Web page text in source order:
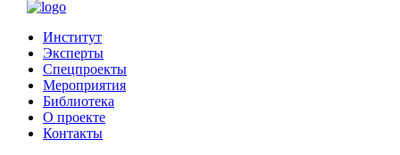
Институт
Эксперты
Спецпроекты
Мероприятия
Библиотека
О проекте
Контакты